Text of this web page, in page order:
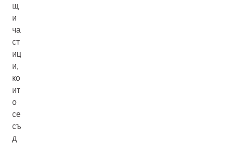
щ
и
ча
ст
иц
и,
ко
ит
о
се
съ
д